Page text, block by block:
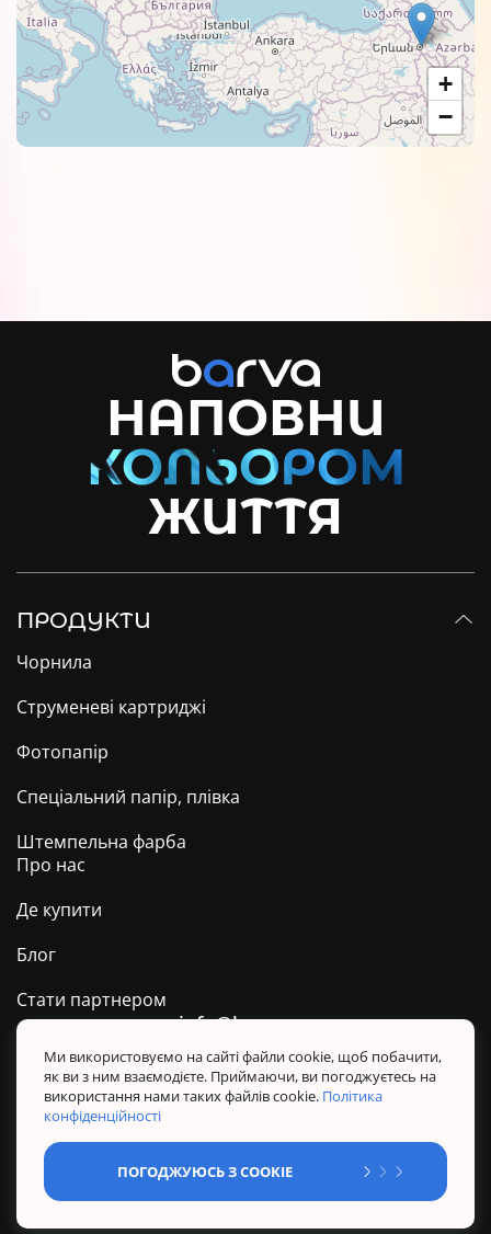
+
−
НАПОВНИ
ЖИТТЯ
ПРОДУКТИ
Чорнила
Струменеві картриджі
Фотопапір
Спеціальний папір, плівка
Штемпельна фарба
Про нас
Де купити
Блог
Стати партнером
Техпідтримка ТМ BARVA
Політика конфіденційності
Правила користування сайтом
Sitemap
info@barva.ua
Ми використовуємо на сайті файли cookie, щоб побачити,
як ви з ним взаємодієте. Приймаючи, ви погоджуєтесь на
використання нами таких файлів cookie. Політика
конфіденційності
ПОГОДЖУЮСЬ З COOKIE